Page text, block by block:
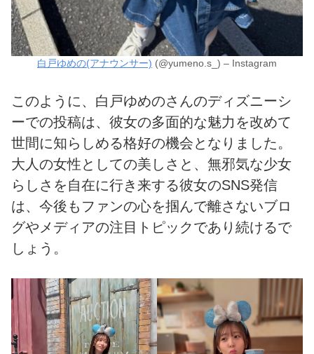
白戸ゆめの(アナウンサー) (@yumeno.s_) – Instagram
このように、白戸ゆめのさんのディズニーシ
ーでの投稿は、彼女の多面的な魅力を改めて
世間に知らしめる格好の機会となりました。
大人の女性としての美しさと、無邪気な少女
らしさを自在に行き来する彼女のSNS発信
は、今後もファンの心を掴んで離さないブロ
グやメディアの注目トピックであり続けるで
しょう。